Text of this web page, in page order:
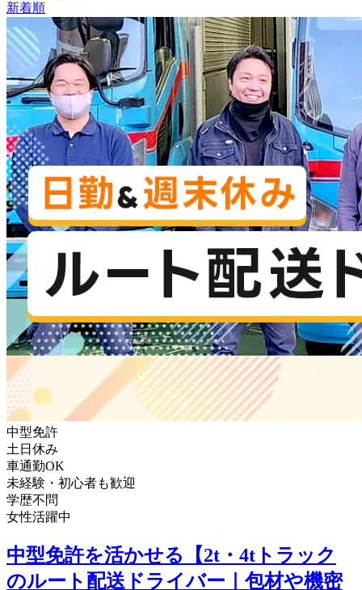
新着順
中型免許
土日休み
車通勤OK
未経験・初心者も歓迎
学歴不問
女性活躍中
中型免許を活かせる【2t・4tトラック
のルート配送ドライバー｜包材や機密